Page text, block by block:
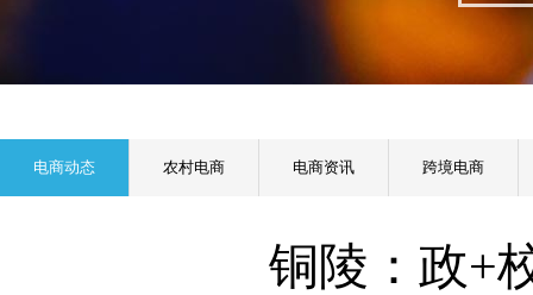
电商动态 农村电商 电商资讯 跨境电商
铜陵：政+